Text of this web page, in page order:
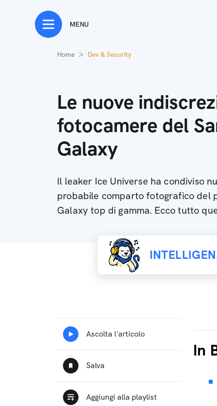
MENU
Home Dev & Security
Le nuove
fotocamere del
Galaxy
Il leaker Ice Universe ha condiviso
probabile comparto fotografico del
Galaxy top di gamma. Ecco tutto
In